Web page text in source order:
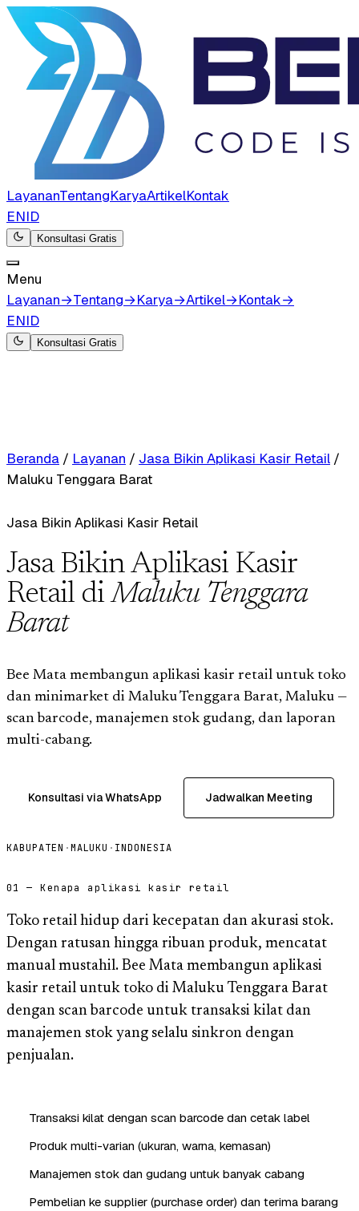
LayananTentangKaryaArtikelKontak
ENID
Konsultasi Gratis
Menu
Layanan→Tentang→Karya→Artikel→Kontak→
ENID
Konsultasi Gratis
Beranda / Layanan / Jasa Bikin Aplikasi Kasir Retail /
Maluku Tenggara Barat
Jasa Bikin Aplikasi Kasir Retail
Jasa Bikin Aplikasi Kasir
Retail diMaluku Tenggara
Barat
Bee Mata membangun aplikasi kasir retail untuk toko
dan minimarket di Maluku Tenggara Barat, Maluku —
scan barcode, manajemen stok gudang, dan laporan
multi-cabang.
Konsultasi via WhatsApp Jadwalkan Meeting
KABUPATEN ·MALUKU · INDONESIA
01 — Kenapa aplikasi kasir retail
Toko retail hidup dari kecepatan dan akurasi stok.
Dengan ratusan hingga ribuan produk, mencatat
manual mustahil. Bee Mata membangun aplikasi
kasir retail untuk toko di Maluku Tenggara Barat
dengan scan barcode untuk transaksi kilat dan
manajemen stok yang selalu sinkron dengan
penjualan.
Transaksi kilat dengan scan barcode dan cetak label
Produk multi-varian (ukuran, warna, kemasan)
Manajemen stok dan gudang untuk banyak cabang
Pembelian ke supplier (purchase order) dan terima barang